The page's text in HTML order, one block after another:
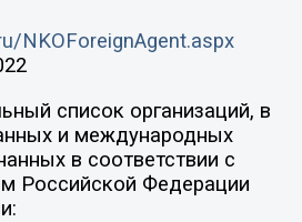
NKOForeignAgent.aspx
список организаций, в
и международных
в соответствии с
Российской Федерации